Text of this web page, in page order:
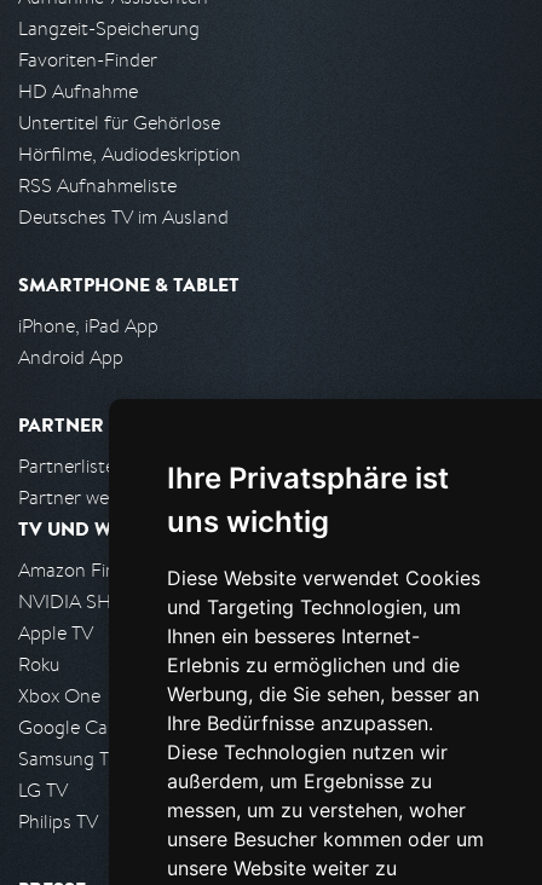
Ihre Privatsphäre ist
uns wichtig
Diese Website verwendet Cookies
und Targeting Technologien, um
Ihnen ein besseres Internet-
Erlebnis zu ermöglichen und die
Werbung, die Sie sehen, besser an
Ihre Bedürfnisse anzupassen.
Diese Technologien nutzen wir
außerdem, um Ergebnisse zu
messen, um zu verstehen, woher
unsere Besucher kommen oder um
unsere Website weiter zu
Langzeit-Speicherung
Favoriten-Finder
HD Aufnahme
Untertitel für Gehörlose
Hörfilme, Audiodeskription
RSS Aufnahmeliste
Deutsches TV im Ausland
SMARTPHONE & TABLET
iPhone, iPad App
Android App
PARTNER
Partnerliste
Partner werden
TV UND WOHNZIMMER
Amazon FireTV
NVIDIA SHIELD, Google TV
Apple TV
Roku
Xbox One
Google Cast
Samsung TV
LG TV
Philips TV